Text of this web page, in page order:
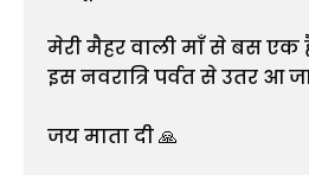
मेरी मैहर वाली माँ से बस एक
इस नवरात्रि पर्वत से उतर आ
जय माता दी 🙏